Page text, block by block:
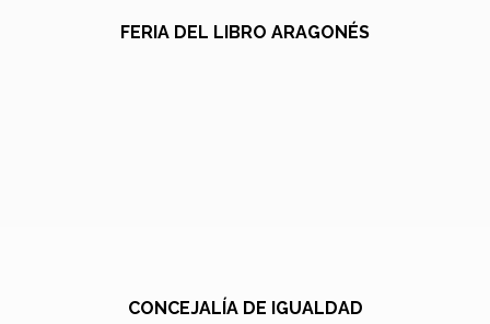
FERIA DEL LIBRO ARAGONÉS
CONCEJALÍA DE IGUALDAD